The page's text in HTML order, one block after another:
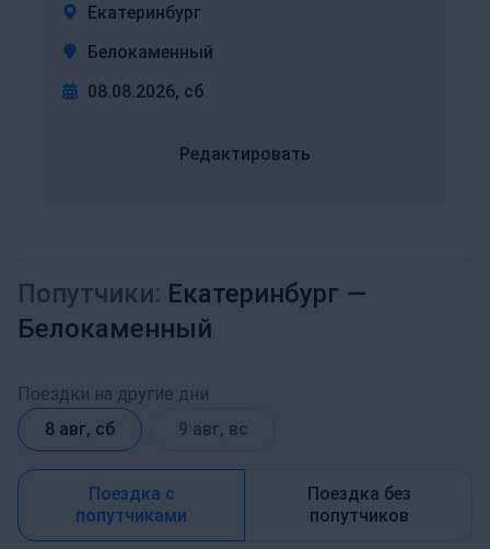
Екатеринбург
Белокаменный
08.08.2026, сб
Редактировать
Попутчики: Екатеринбург —
Белокаменный
Поездки на другие дни
8 авг, сб
9 авг, вс
Поездка с
попутчиками
Поездка без
попутчиков